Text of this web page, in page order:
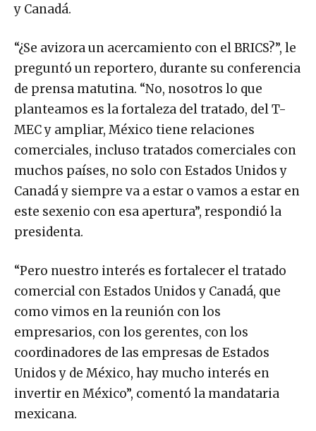
y Canadá.
“¿Se avizora un acercamiento con el BRICS?”, le
preguntó un reportero, durante su conferencia
de prensa matutina. “No, nosotros lo que
planteamos es la fortaleza del tratado, del T-
MEC y ampliar, México tiene relaciones
comerciales, incluso tratados comerciales con
muchos países, no solo con Estados Unidos y
Canadá y siempre va a estar o vamos a estar en
este sexenio con esa apertura”, respondió la
presidenta.
“Pero nuestro interés es fortalecer el tratado
comercial con Estados Unidos y Canadá, que
como vimos en la reunión con los
empresarios, con los gerentes, con los
coordinadores de las empresas de Estados
Unidos y de México, hay mucho interés en
invertir en México”, comentó la mandataria
mexicana.